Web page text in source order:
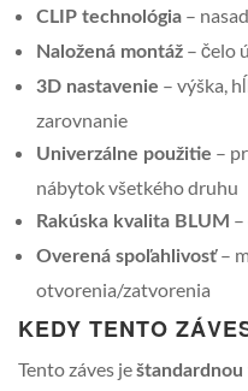
CLIP technológia –
Naložená montáž – čelo
3D nastavenie – výška,
zarovnanie
Univerzálne použitie –
nábytok všetkého druhu
Rakúska kvalita BLUM
Overená spoľahlivosť–
otvorenia/zatvorenia
KEDY TENTO
Tento záves ještandardnou